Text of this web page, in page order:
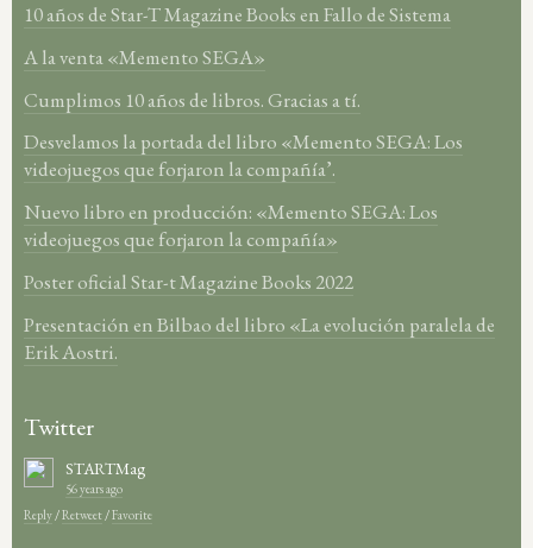
10 años de Star-T Magazine Books en Fallo de Sistema
A la venta «Memento SEGA»
Cumplimos 10 años de libros. Gracias a tí.
Desvelamos la portada del libro «Memento SEGA: Los
videojuegos que forjaron la compañía’.
Nuevo libro en producción: «Memento SEGA: Los
videojuegos que forjaron la compañía»
Poster oficial Star-t Magazine Books 2022
Presentación en Bilbao del libro «La evolución paralela de
Erik Aostri.
Twitter
STARTMag
56 years ago
Reply/Retweet/Favorite